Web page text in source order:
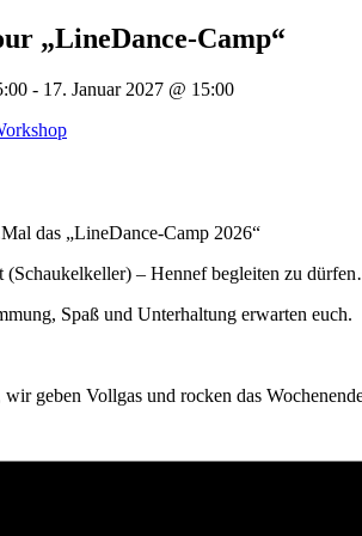
„LineDance-Camp“
- 17. Januar 2027 @ 15:00
das „LineDance-Camp 2026“
(Schaukelkeller) – Hennef begleiten zu
Spaß und Unterhaltung erwarten euch.
geben Vollgas und rocken das